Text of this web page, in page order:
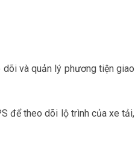
và quản lý phương tiện giao
để theo dõi lộ trình của xe tải,